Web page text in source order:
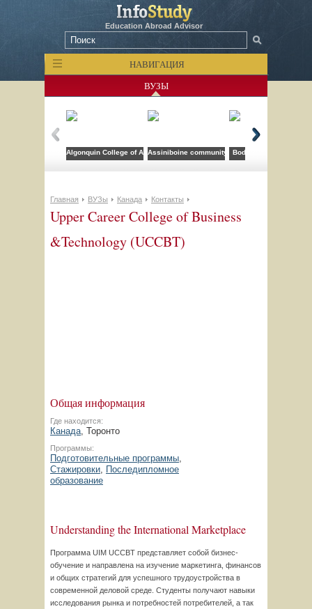
Education Abroad Advisor
НАВИГАЦИЯ
ВУЗЫ
Algonquin College of Applied Arts and Technology
Assiniboine community collegeBodwell High School
Главная ВУЗы Канада Контакты
Upper Career College of Business
&Technology (UCCBT)
Общая информация
Где находится:
Канада, Торонто
Программы:
Подготовительные программы,
Стажировки, Последипломное
образование
Understanding the International Marketplace
Программа UIM UCCBT представляет собой бизнес-
обучение и направлена на изучение маркетинга, финансов
и общих стратегий для успешного трудоустройства в
современной деловой среде. Студенты получают навыки
исследования рынка и потребностей потребителей, а так